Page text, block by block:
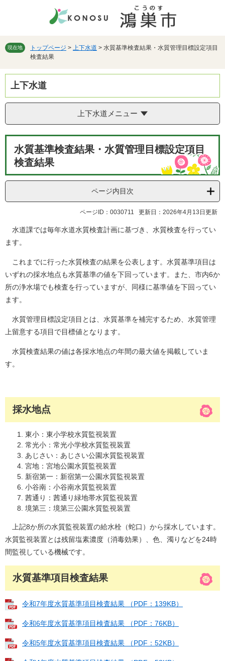
先
を
本
へ
現在地 トップページ > 上下水道 > 水質基準検査結果・水質管理目標設定項目
検査結果
上下水道
上下水道メニュー
水質基準検査結果・水質管理目標設定項目
検査結果
ページ内目次
ページID：0030711 更新日：2026年4月13日更新
水道課では毎年水道水質検査計画に基づき、水質検査を行ってい
ます。
これまでに行った水質検査の結果を公表します。水質基準項目は
いずれの採水地点も水質基準の値を下回っています。また、市内6か
所の浄水場でも検査を行っていますが、同様に基準値を下回ってい
ます。
水質管理目標設定項目とは、水質基準を補完するため、水質管理
上留意する項目で目標値となります。
水質検査結果の値は各採水地点の年間の最大値を掲載していま
す。
採水地点
東小：東小学校水質監視装置
常光小：常光小学校水質監視装置
あじさい：あじさい公園水質監視装置
宮地：宮地公園水質監視装置
新宿第一：新宿第一公園水質監視装置
小谷南：小谷南水質監視装置
茜通り：茜通り緑地帯水質監視装置
境第三：境第三公園水質監視装置
上記8か所の水質監視装置の給水栓（蛇口）から採水しています。
水質監視装置とは残留塩素濃度（消毒効果）、色、濁りなどを24時
間監視している機械です。
水質基準項目検査結果
令和7年度水質基準項目検査結果 （PDF：139KB）
令和6年度水質基準項目検査結果 （PDF：76KB）
令和5年度水質基準項目検査結果 （PDF：52KB）